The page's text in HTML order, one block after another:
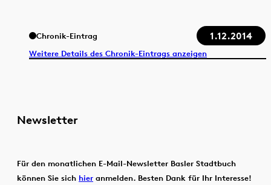
Chronik-Eintrag 1.12.2014
Weitere Details des Chronik-Eintrags anzeigen
Newsletter
Für den monatlichen E-Mail-Newsletter Basler Stadtbuch
können Sie sich hier anmelden. Besten Dank für Ihr Interesse!